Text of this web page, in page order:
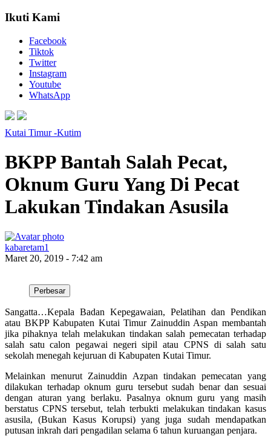
Ikuti Kami
Facebook
Tiktok
Twitter
Instagram
Youtube
WhatsApp
Kutai Timur -Kutim
BKPP Bantah Salah Pecat,
Oknum Guru Yang Di Pecat
Lakukan Tindakan Asusila
kabaretam1
Maret 20, 2019 - 7:42 am
Perbesar
Sangatta…Kepala Badan Kepegawaian, Pelatihan dan Pendikan
atau BKPP Kabupaten Kutai Timur Zainuddin Aspan membantah
jika pihaknya telah melakukan tindakan salah pemecatan terhadap
salah satu calon pegawai negeri sipil atau CPNS di salah satu
sekolah menegah kejuruan di Kabupaten Kutai Timur.
Melainkan menurut Zainuddin Azpan tindakan pemecatan yang
dilakukan terhadap oknum guru tersebut sudah benar dan sesuai
dengan aturan yang berlaku. Pasalnya oknum guru yang masih
berstatus CPNS tersebut, telah terbukti melakukan tindakan kasus
asusila, (Bukan Kasus Korupsi) yang juga sudah mendapatkan
putusan inkrah dari pengadilan selama 6 tahun kuruangan penjara.